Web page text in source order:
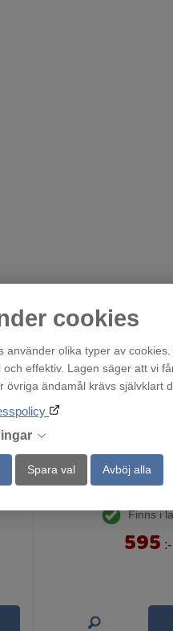
cookies
använder olika typer av
och effektiv. Lagen säger att vi
övriga ändamål krävs självklart
Spara val Avböj alla
Finns i
595 :-